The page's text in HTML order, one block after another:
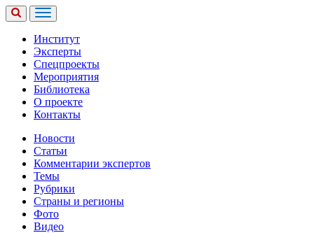
Институт
Эксперты
Спецпроекты
Мероприятия
Библиотека
О проекте
Контакты
Новости
Статьи
Комментарии экспертов
Темы
Рубрики
Страны и регионы
Фото
Видео